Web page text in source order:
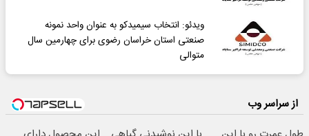
ویدئو: انتخاب سیمیدکو به عنوان واحد نمونه
صنعتی استان خراسان رضوی برای چهارمین سال
متوالی
از سراسر وب